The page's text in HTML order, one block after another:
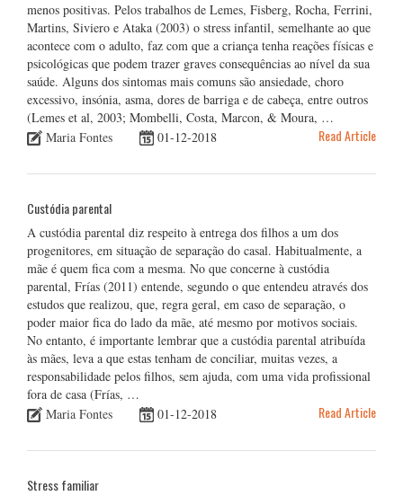
menos positivas. Pelos trabalhos de Lemes, Fisberg, Rocha, Ferrini,
Martins, Siviero e Ataka (2003) o stress infantil, semelhante ao que
acontece com o adulto, faz com que a criança tenha reações físicas e
psicológicas que podem trazer graves consequências ao nível da sua
saúde. Alguns dos sintomas mais comuns são ansiedade, choro
excessivo, insónia, asma, dores de barriga e de cabeça, entre outros
(Lemes et al, 2003; Mombelli, Costa, Marcon, & Moura, …
Maria Fontes
01-12-2018 Read Article
Custódia parental
A custódia parental diz respeito à entrega dos filhos a um dos
progenitores, em situação de separação do casal. Habitualmente, a
mãe é quem fica com a mesma. No que concerne à custódia
parental, Frías (2011) entende, segundo o que entendeu através dos
estudos que realizou, que, regra geral, em caso de separação, o
poder maior fica do lado da mãe, até mesmo por motivos sociais.
No entanto, é importante lembrar que a custódia parental atribuída
às mães, leva a que estas tenham de conciliar, muitas vezes, a
responsabilidade pelos filhos, sem ajuda, com uma vida profissional
fora de casa (Frías, …
Maria Fontes
01-12-2018 Read Article
Stress familiar